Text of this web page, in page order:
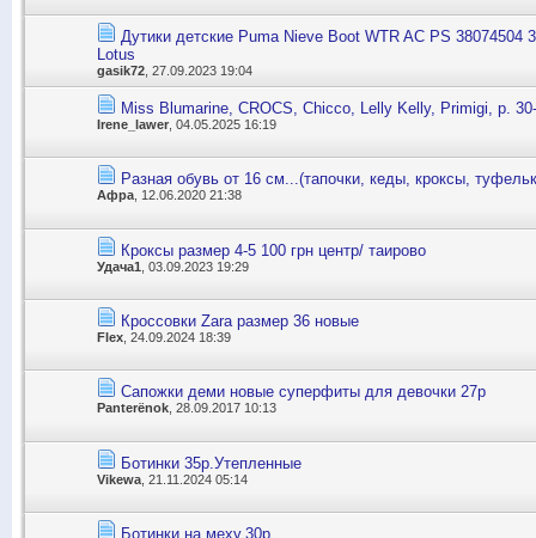
Дутики детские Puma Nieve Boot WTR AC PS 38074504
Lotus
gasik72 , 27.09.2023 19:04
Miss Blumarine, CROCS, Chicco, Lelly Kelly, Primigi, р.
Irene_lawer , 04.05.2025 16:19
Разная обувь от 16 см...(тапочки, кеды, кроксы,
Афра , 12.06.2020 21:38
Кроксы размер 4-5 100 грн центр/ таирово
Удача1 , 03.09.2023 19:29
Кроссовки Zara размер 36 новые
Flex , 24.09.2024 18:39
Сапожки деми новые суперфиты для девочки 27р
Panterёnok, 28.09.2017 10:13
Ботинки 35р.Утепленные
Vikewa , 21.11.2024 05:14
Ботинки на меху,30р.